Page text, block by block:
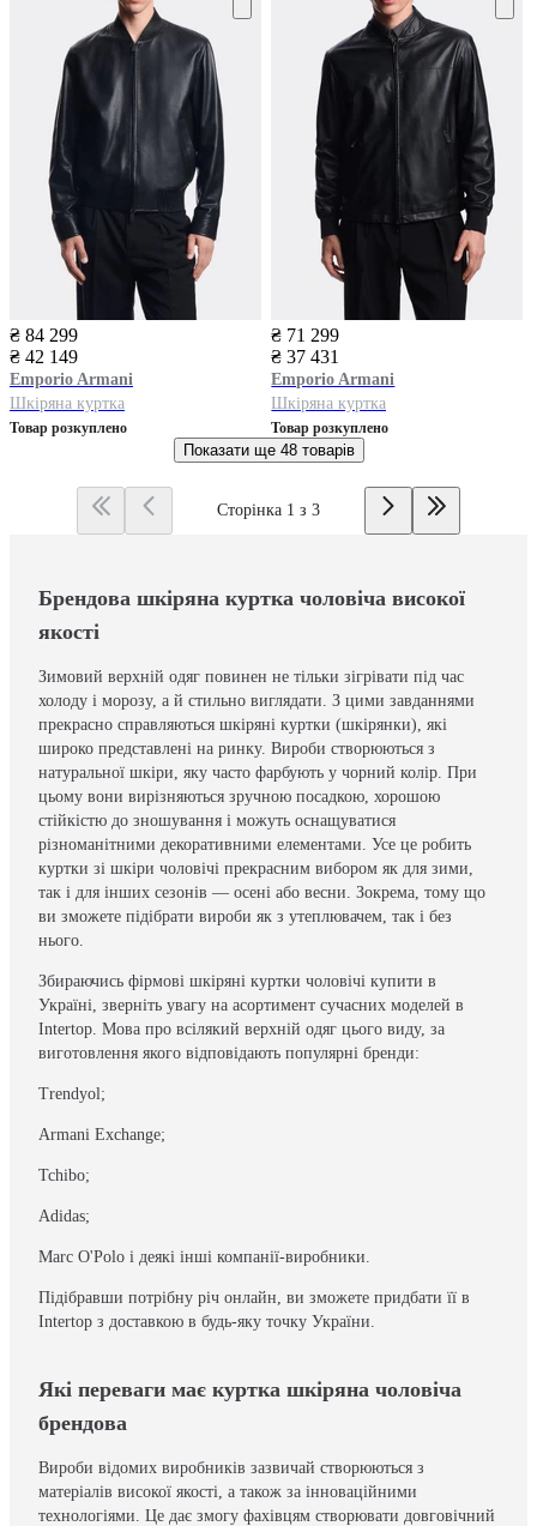
₴ 84 299
₴ 42 149
Emporio Armani
Шкіряна куртка
Товар розкуплено
₴ 71 299
₴ 37 431
Emporio Armani
Шкіряна куртка
Товар розкуплено
Показати ще 48 товарів
Сторінка 1 з 3
Брендова шкіряна куртка чоловіча високої
якості
Зимовий верхній одяг повинен не тільки зігрівати під час
холоду і морозу, а й стильно виглядати. З цими завданнями
прекрасно справляються шкіряні куртки (шкірянки), які
широко представлені на ринку. Вироби створюються з
натуральної шкіри, яку часто фарбують у чорний колір. При
цьому вони вирізняються зручною посадкою, хорошою
стійкістю до зношування і можуть оснащуватися
різноманітними декоративними елементами. Усе це робить
куртки зі шкіри чоловічі прекрасним вибором як для зими,
так і для інших сезонів — осені або весни. Зокрема, тому що
ви зможете підібрати вироби як з утеплювачем, так і без
нього.
Збираючись фірмові шкіряні куртки чоловічі купити в
Україні, зверніть увагу на асортимент сучасних моделей в
Intertop. Мова про всілякий верхній одяг цього виду, за
виготовлення якого відповідають популярні бренди:
Trendyol;
Armani Exchange;
Tchibo;
Adidas;
Marc O'Polo і деякі інші компанії-виробники.
Підібравши потрібну річ онлайн, ви зможете придбати її в
Intertop з доставкою в будь-яку точку України.
Які переваги має куртка шкіряна чоловіча
брендова
Вироби відомих виробників зазвичай створюються з
матеріалів високої якості, а також за інноваційними
технологіями. Це дає змогу фахівцям створювати довговічний